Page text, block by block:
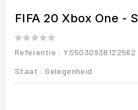
FIFA 20 Xbox One -
Referentie : YS5030938122562
Staat : Gelegenheid